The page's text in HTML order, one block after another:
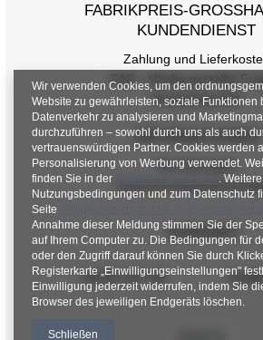
FABRIKPREIS-
UNDENDIENST
Zahlung und
FAQ - Häufig gestellte
Rückgabepolitik
INFORMATIONEN
Verordnungen
KONTAKT
+48 601 547 740
Wir verwenden Cookies, um den
Website zu gewährleisten, soziale Funktionen
Datenverkehr zu analysieren und
durchzuführen – sowohl durch uns als auch
vertrauenswürdigen Partner. Cookies werden
Personalisierung von Werbung verwendet.
finden Sie in der
Datenschutzrichtlinie.
Nutzungsbedingungen und zum Datenschutz
Seite
Annahme dieser Meldung stimmen Sie der
auf Ihrem Computer zu. Die Bedingungen für
oder den Zugriff darauf können Sie durch
Registerkarte „Einwilligungseinstellungen"
Einwilligung jederzeit widerrufen, indem Sie
Browser des jeweiligen Endgeräts löschen.
Schließen